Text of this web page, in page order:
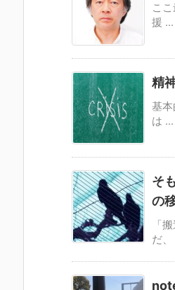
こ
援 ...
精
基
は ...
そ
の
「
だ、